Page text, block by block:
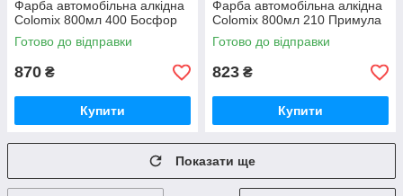
Фарба автомобільна алкідна
Colomix 800мл 400 Босфор
Готово до відправки
870 ₴
Купити
Фарба автомобільна алкідна
Colomix 800мл 210 Примула
Готово до відправки
823 ₴
Купити
Показати ще